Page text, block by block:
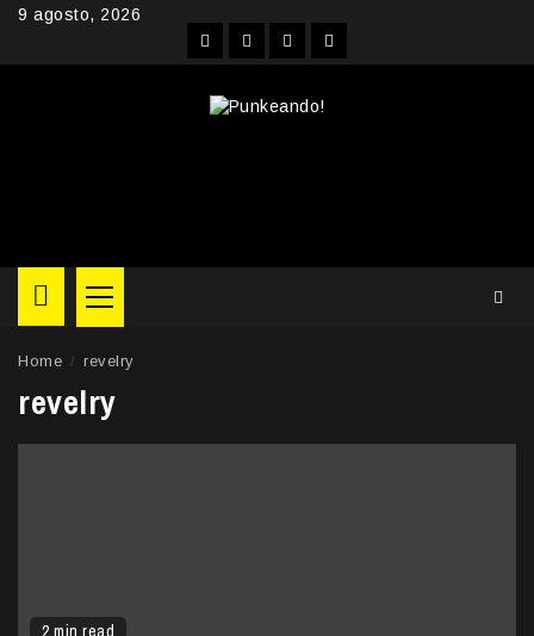
Skip9 agosto, 2026
FacebookInstagram
YouTubeTwitter
Primary
Menu
Home revelry
revelry
2 min read